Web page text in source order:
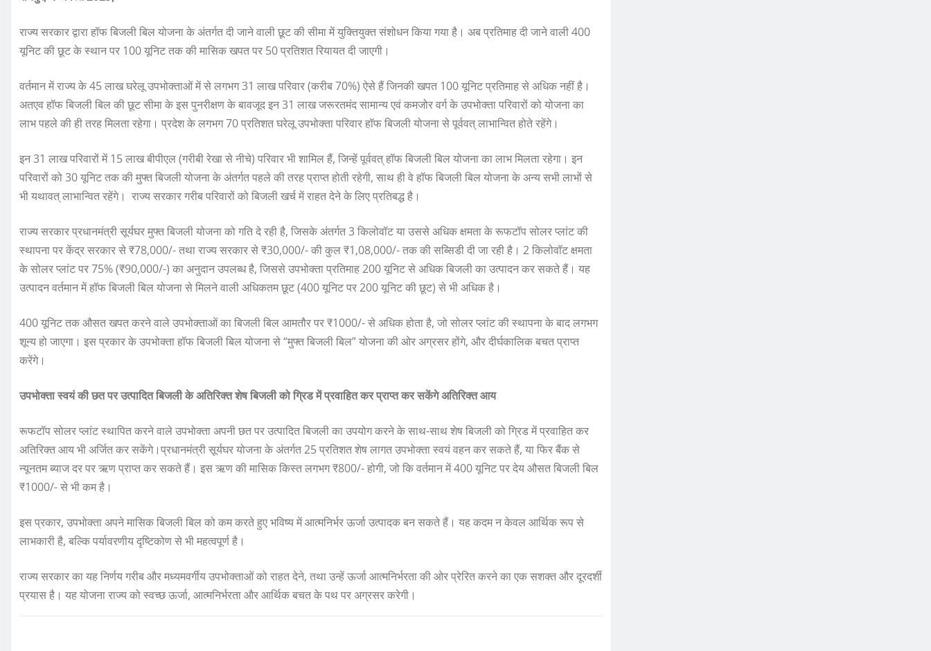
राज्य सरकार द्वारा हॉफ बिजली बिल योजना के अंतर्गत दी जाने वाली छूट की सीमा में युक्तियुक्त संशोधन किया गया है। अब प्रतिमाह दी जाने वाली 400
यूनिट की छूट के स्थान पर 100 यूनिट तक की मासिक खपत पर 50 प्रतिशत रियायत दी जाएगी।
वर्तमान में राज्य के 45 लाख घरेलू उपभोक्ताओं में से लगभग 31 लाख परिवार (करीब 70%) ऐसे हैं जिनकी खपत 100 यूनिट प्रतिमाह से अधिक नहीं है।
अतएव हॉफ बिजली बिल की छूट सीमा के इस पुनरीक्षण के बावजूद इन 31 लाख जरूरतमंद सामान्य एवं कमजोर वर्ग के उपभोक्ता परिवारों को योजना का
लाभ पहले की ही तरह मिलता रहेगा। प्रदेश के लगभग 70 प्रतिशत घरेलू उपभोक्ता परिवार हॉफ बिजली योजना से पूर्ववत् लाभान्वित होते रहेंगे।
इन 31 लाख परिवारों में 15 लाख बीपीएल (गरीबी रेखा से नीचे) परिवार भी शामिल हैं, जिन्हें पूर्ववत् हॉफ बिजली बिल योजना का लाभ मिलता रहेगा। इन
परिवारों को 30 यूनिट तक की मुफ्त बिजली योजना के अंतर्गत पहले की तरह प्राप्त होती रहेगी, साथ ही वे हॉफ बिजली बिल योजना के अन्य सभी लाभों से
भी यथावत् लाभान्वित रहेंगे। राज्य सरकार गरीब परिवारों को बिजली खर्च में राहत देने के लिए प्रतिबद्ध है।
राज्य सरकार प्रधानमंत्री सूर्यघर मुफ्त बिजली योजना को गति दे रही है, जिसके अंतर्गत 3 किलोवॉट या उससे अधिक क्षमता के रूफटॉप सोलर प्लांट की
स्थापना पर केंद्र सरकार से ₹78,000/- तथा राज्य सरकार से ₹30,000/- की कुल ₹1,08,000/- तक की सब्सिडी दी जा रही है। 2 किलोवॉट क्षमता
के सोलर प्लांट पर 75% (₹90,000/-) का अनुदान उपलब्ध है, जिससे उपभोक्ता प्रतिमाह 200 यूनिट से अधिक बिजली का उत्पादन कर सकते हैं। यह
उत्पादन वर्तमान में हॉफ बिजली बिल योजना से मिलने वाली अधिकतम छूट (400 यूनिट पर 200 यूनिट की छूट) से भी अधिक है।
400 यूनिट तक औसत खपत करने वाले उपभोक्ताओं का बिजली बिल आमतौर पर ₹1000/- से अधिक होता है, जो सोलर प्लांट की स्थापना के बाद लगभग
शून्य हो जाएगा। इस प्रकार के उपभोक्ता हॉफ बिजली बिल योजना से “मुफ्त बिजली बिल” योजना की ओर अग्रसर होंगे, और दीर्घकालिक बचत प्राप्त
करेंगे।
उपभोक्ता स्वयं की छत पर उत्पादित बिजली के अतिरिक्त शेष बिजली को ग्रिड में प्रवाहित कर प्राप्त कर सकेंगे अतिरिक्त आय
रूफटॉप सोलर प्लांट स्थापित करने वाले उपभोक्ता अपनी छत पर उत्पादित बिजली का उपयोग करने के साथ-साथ शेष बिजली को ग्रिड में प्रवाहित कर
अतिरिक्त आय भी अर्जित कर सकेंगे।प्रधानमंत्री सूर्यघर योजना के अंतर्गत 25 प्रतिशत शेष लागत उपभोक्ता स्वयं वहन कर सकते हैं, या फिर बैंक से
न्यूनतम ब्याज दर पर ऋण प्राप्त कर सकते हैं। इस ऋण की मासिक किस्त लगभग ₹800/- होगी, जो कि वर्तमान में 400 यूनिट पर देय औसत बिजली बिल
₹1000/- से भी कम है।
इस प्रकार, उपभोक्ता अपने मासिक बिजली बिल को कम करते हुए भविष्य में आत्मनिर्भर ऊर्जा उत्पादक बन सकते हैं। यह कदम न केवल आर्थिक रूप से
लाभकारी है, बल्कि पर्यावरणीय दृष्टिकोण से भी महत्वपूर्ण है।
राज्य सरकार का यह निर्णय गरीब और मध्यमवर्गीय उपभोक्ताओं को राहत देने, तथा उन्हें ऊर्जा आत्मनिर्भरता की ओर प्रेरित करने का एक सशक्त और दूरदर्शी
प्रयास है। यह योजना राज्य को स्वच्छ ऊर्जा, आत्मनिर्भरता और आर्थिक बचत के पथ पर अग्रसर करेगी।